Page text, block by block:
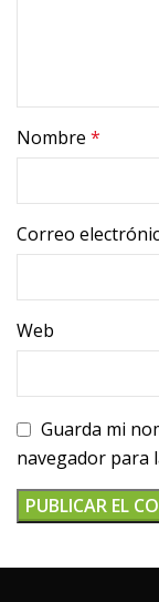
Nombre *
Correo
Web
Guarda mi
navegador para